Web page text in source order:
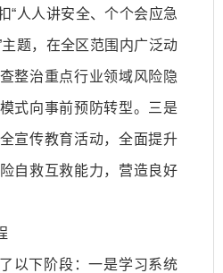
“人人讲安全、个个会应急
题，在全区范围内广泛动
整治重点行业领域风险隐
式向事前预防转型。三是
宣传教育活动，全面提升
自救互救能力，营造良好
以下阶段：一是学习系统